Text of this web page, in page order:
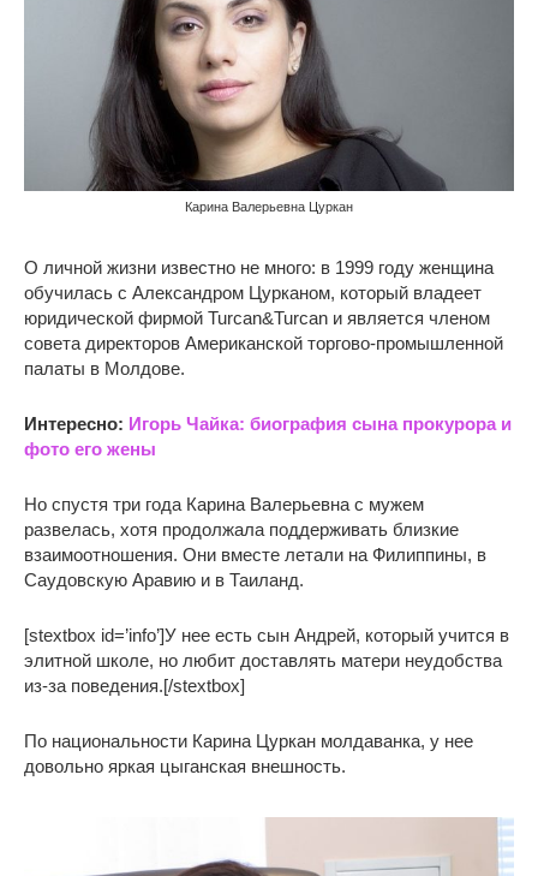
Карина Валерьевна Цуркан
О личной жизни известно не много: в 1999 году женщина
обучилась с Александром Цурканом, который владеет
юридической фирмой Turcan&Turcan и является членом
совета директоров Американской торгово-промышленной
палаты в Молдове.
Интересно: Игорь Чайка: биография сына прокурора и
фото его жены
Но спустя три года Карина Валерьевна с мужем
развелась, хотя продолжала поддерживать близкие
взаимоотношения. Они вместе летали на Филиппины, в
Саудовскую Аравию и в Таиланд.
[stextbox id=’info’]У нее есть сын Андрей, который учится в
элитной школе, но любит доставлять матери неудобства
из-за поведения.[/stextbox]
По национальности Карина Цуркан молдаванка, у нее
довольно яркая цыганская внешность.